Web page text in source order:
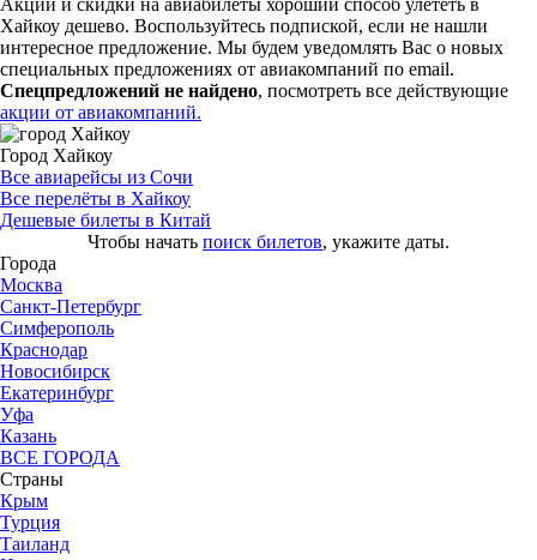
Хайкоу дешево. Воспользуйтесь подпиской, если не нашли
интересное предложение. Мы будем уведомлять Вас о новых
специальных предложениях от авиакомпаний по email.
Спецпредложений не найдено, посмотреть все действующие
акции от авиакомпаний.
Город Хайкоу
Все авиарейсы из Сочи
Все перелёты в Хайкоу
Дешевые билеты в Китай
Чтобы начать поиск билетов, укажите даты.
Города
Москва
Санкт-Петербург
Симферополь
Краснодар
Новосибирск
Екатеринбург
Уфа
Казань
ВСЕ ГОРОДА
Страны
Крым
Турция
Таиланд